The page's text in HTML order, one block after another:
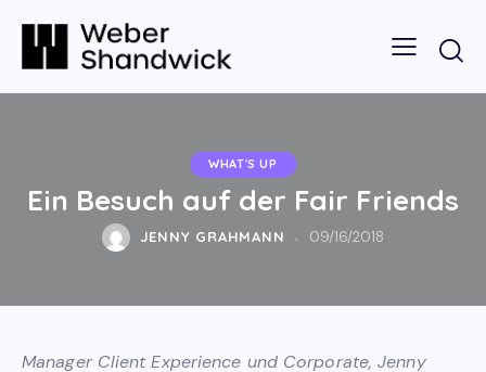
WHAT'S UP
Ein Besuch auf der Fair Friends
JENNY GRAHMANN 09/16/2018
Manager Client Experience und Corporate, Jenny